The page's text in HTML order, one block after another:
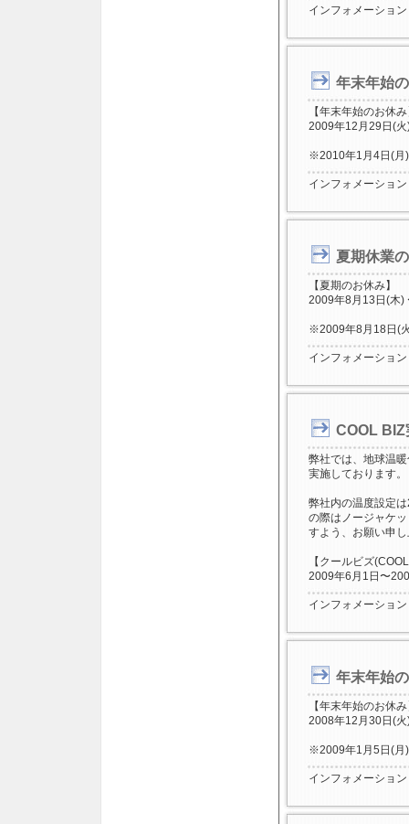
インフォメーション
年末年始
【年末年始のお休
2009年12月29日(
※2010年1月4日(月
インフォメーション
夏期休業
【夏期のお休み】
2009年8月13日(木)
※2009年8月18日(
インフォメーション
COOL BIZ
弊社では、地球温
実施しております。
弊社内の温度設定
の際はノージャケ
すよう、お願い申
【クールビズ
2009年6月1日〜
インフォメーション
年末年始
【年末年始のお休
2008年12月30日(
※2009年1月5日(月
インフォメーション